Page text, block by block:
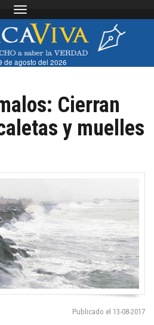
Toggle navigation
de agosto del 2026
Cierran
y muelles
Publicado el 13-08-2017